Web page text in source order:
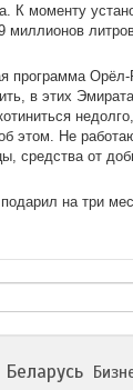
К моменту
миллионов
программа
в этих
этом. Не
средства от
на три
Беларусь